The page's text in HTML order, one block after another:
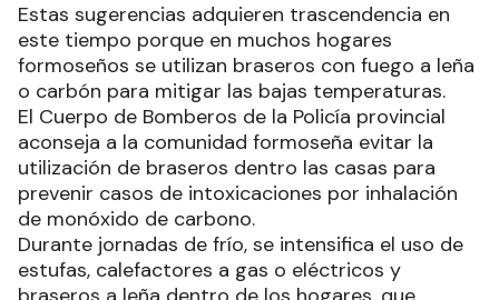
Estas sugerencias adquieren trascendencia en
este tiempo porque en muchos hogares
formoseños se utilizan braseros con fuego a leña
o carbón para mitigar las bajas temperaturas.
El Cuerpo de Bomberos de la Policía provincial
aconseja a la comunidad formoseña evitar la
utilización de braseros dentro las casas para
prevenir casos de intoxicaciones por inhalación
de monóxido de carbono.
Durante jornadas de frío, se intensifica el uso de
estufas, calefactores a gas o eléctricos y